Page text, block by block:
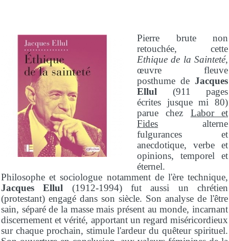
Pierre brute non
retouchée, cette
Ethique de la Sainteté,
œuvre fleuve
posthume de Jacques
Ellul (911 pages
écrites jusque mi 80)
parue chez Labor et
Fides alterne
fulgurances et
anecdotique, verbe et
opinions, temporel et
éternel.
Philosophe et sociologue notamment de l'ère technique,
Jacques Ellul (1912-1994) fut aussi un chrétien
(protestant) engagé dans son siècle. Son analyse de l'être
sain, séparé de la masse mais présent au monde, incarnant
discernement et vérité, apportant un regard miséricordieux
sur chaque prochain, stimule l'ardeur du quêteur spirituel.